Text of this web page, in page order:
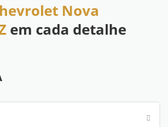
Nova
em cada detalhe